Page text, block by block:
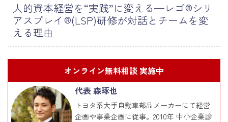
人的資本経営を“実践”に変える—レゴ®シリ
アスプレイ®(LSP)研修が対話とチームを変
える理由
オンライン無料相談 実施中
代表 森琢也
トヨタ系大手自動車部品メーカーにて経営
企画や事業企画に従事。2010年 中小企業診